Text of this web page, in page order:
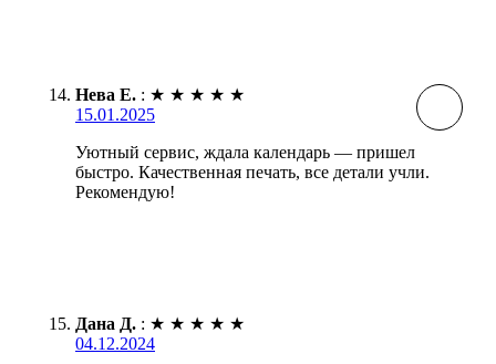
Нева Е. : ★ ★ ★ ★ ★
15.01.2025
Уютный сервис, ждала календарь — пришел
быстро. Качественная печать, все детали учли.
Рекомендую!
Дана Д. : ★ ★ ★ ★ ★
04.12.2024